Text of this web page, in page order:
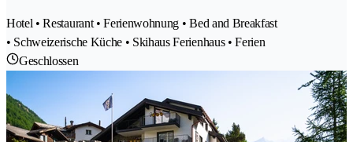
Hotel • Restaurant • Ferienwohnung • Bed and Breakfast
• Schweizerische Küche • Skihaus Ferienhaus • Ferien
Geschlossen